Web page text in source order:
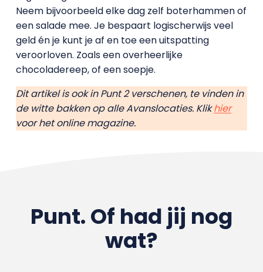
Neem bijvoorbeeld elke dag zelf boterhammen of
een salade mee. Je bespaart logischerwijs veel
geld én je kunt je af en toe een uitspatting
veroorloven. Zoals een overheerlijke
chocoladereep, of een soepje.
Dit artikel is ook in Punt 2 verschenen, te vinden in
de witte bakken op alle Avanslocaties. Klikhier
voor het online magazine.
Punt. Of had jij nog
wat?